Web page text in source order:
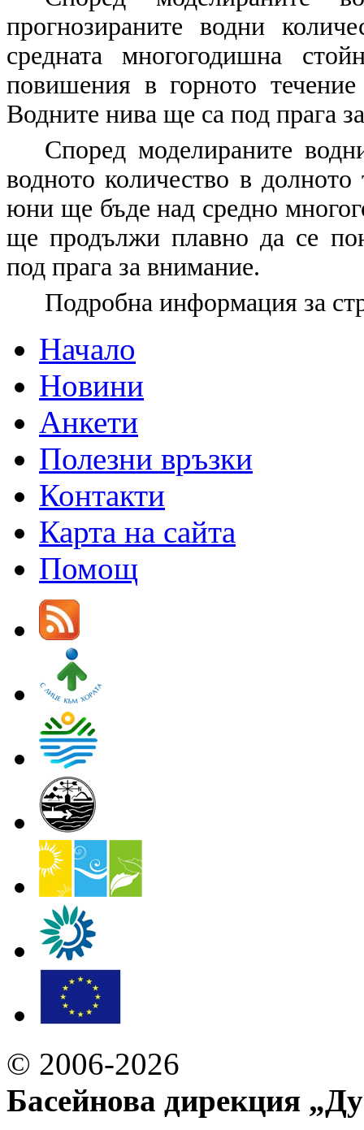
прогнозираните водни
средната многогодишна
повишения в горното
Водните нива ще са под прага
Според моделираните
водното количество в
юни ще бъде над средно
ще продължи плавно да се
под прага за внимание.
Подробна информация за
Начало
Новини
Анкети
Полезни връзки
Контакти
Карта на сайта
Помощ
© 2006-2026
Басейнова дирекция